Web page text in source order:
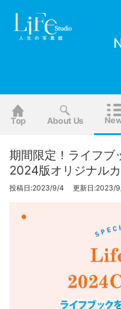
Top About Us
期間限定！ライフブ
2024版オリジナル
投稿日:2023/9/4 更新日:2023/